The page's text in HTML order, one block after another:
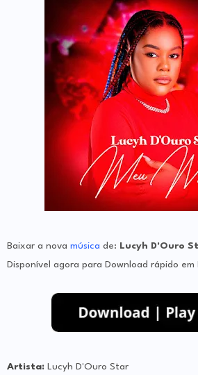
Baixar a nova música de: Lucyh D'Ouro
Disponível agora para Download rápido em
Artista: Lucyh D'Ouro Star